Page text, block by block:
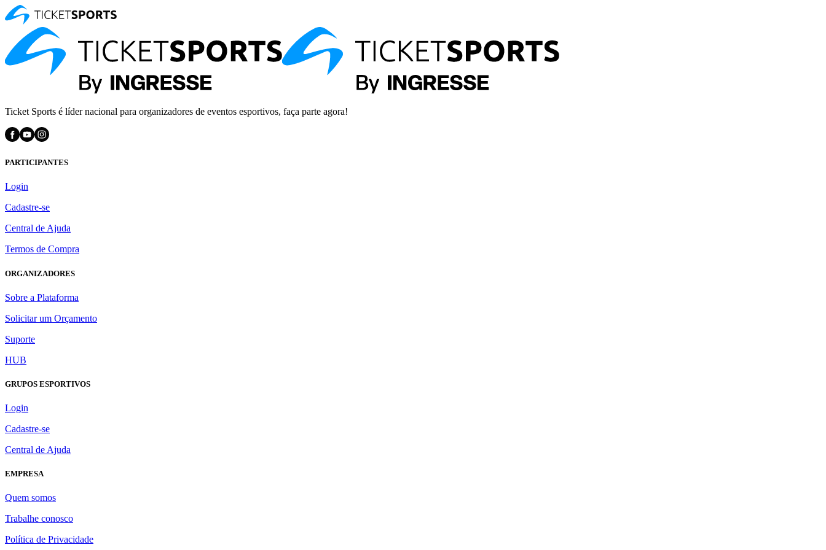
Ticket Sports é líder nacional para organizadores de eventos esportivos, faça parte agora!
PARTICIPANTES
Login
Cadastre-se
Central de Ajuda
Termos de Compra
ORGANIZADORES
Sobre a Plataforma
Solicitar um Orçamento
Suporte
HUB
GRUPOS ESPORTIVOS
Login
Cadastre-se
Central de Ajuda
EMPRESA
Quem somos
Trabalhe conosco
Política de Privacidade